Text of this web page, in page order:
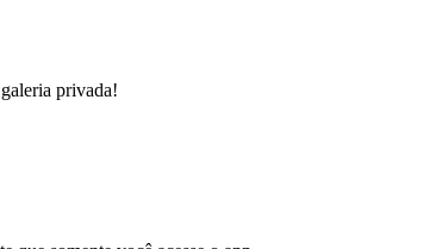
privada!